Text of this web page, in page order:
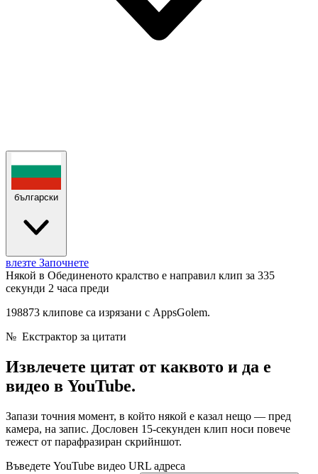
български
влезте Започнете
Някой в Обединеното кралство е направил клип за 335
секунди 2 часа преди
198873 клипове са изрязани с AppsGolem.
№ Екстрактор за цитати
Извлечете цитат от каквото и да е
видео в YouTube.
Запази точния момент, в който някой е казал нещо — пред
камера, на запис. Дословен 15-секунден клип носи повече
тежест от парафразиран скрийншот.
Въведете YouTube видео URL адреса